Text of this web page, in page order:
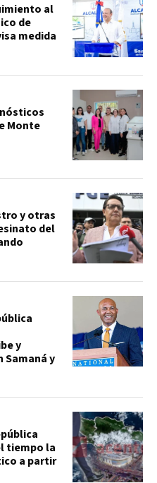
al
de
medida
Monte
y otras
del
y
y
tiempo la
a partir